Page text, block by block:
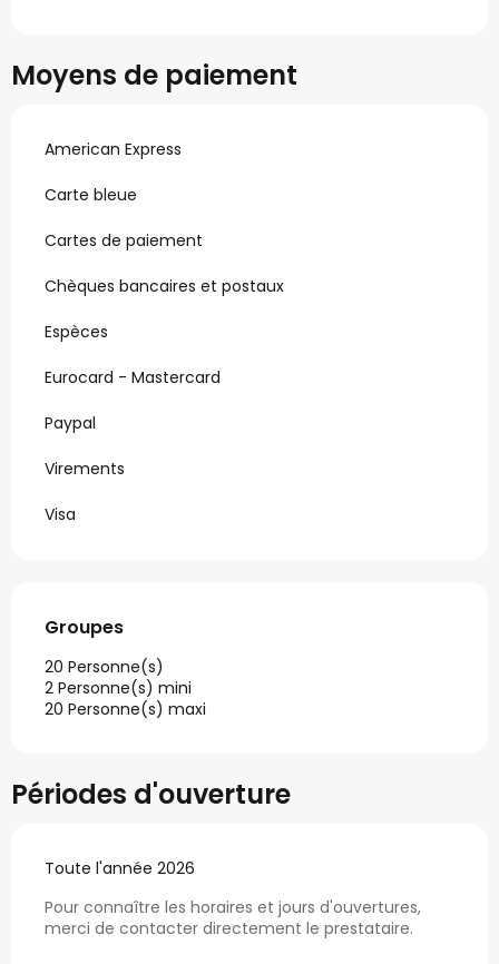
Moyens de paiement
American Express
Carte bleue
Cartes de paiement
Chèques bancaires et postaux
Espèces
Eurocard - Mastercard
Paypal
Virements
Visa
Groupes
Groupes
20 Personne(s)
2 Personne(s) mini
20 Personne(s) maxi
Périodes d'ouverture
Toute l'année 2026
Pour connaître les horaires et jours d'ouvertures,
merci de contacter directement le prestataire.